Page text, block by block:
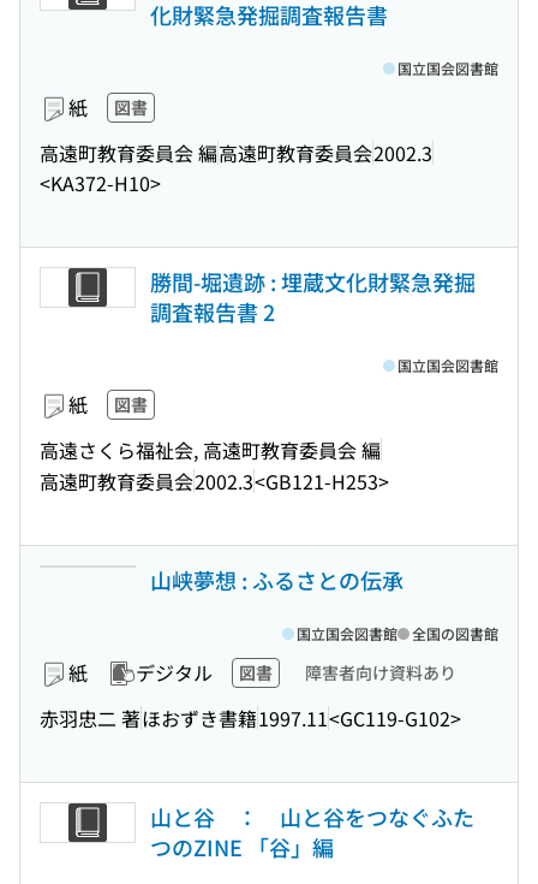
化財緊急発掘調査報告書
紙 図書
高遠町教育委員会 編高遠町教育委員会2002.3
<KA372-H10>
国立国会図書館
勝間-堀遺跡 : 埋蔵文化財緊急発掘
調査報告書 2
紙 図書
高遠さくら福祉会, 高遠町教育委員会 編
高遠町教育委員会2002.3<GB121-H253>
国立国会図書館
山峡夢想 : ふるさとの伝承
紙 デジタル 図書 障害者向け資料あり
赤羽忠二 著ほおずき書籍1997.11<GC119-G102>
国立国会図書館 全国の図書館
山と谷 ： 山と谷をつなぐふた
つのZINE 「谷」編